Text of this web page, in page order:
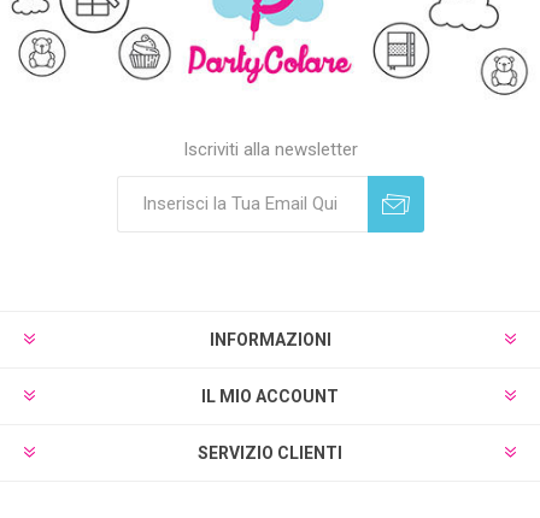
Iscriviti alla newsletter
INFORMAZIONI
IL MIO ACCOUNT
SERVIZIO CLIENTI